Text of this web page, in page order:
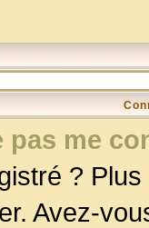
me
?
Avez-